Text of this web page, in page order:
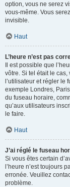
option, vous ne serez
vous-même. Vous
invisible.
Haut
L’heure n’est pas
Il est possible que
vôtre. Si tel était le
l’utilisateur et régler le
exemple Londres,
du fuseau horaire,
qu’aux utilisateurs
le faire.
Haut
J’ai réglé le fuseau
Si vous êtes certain
l’heure n’est toujours
erronée. Veuillez
problème.